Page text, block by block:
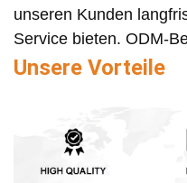
unseren Kunden
Service bieten. ODM-
Unsere Vorteile